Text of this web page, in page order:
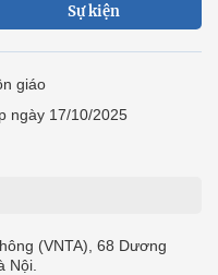
Sự kiện
giáo
ngày 17/10/2025
(VNTA), 68 Dương
Nội.